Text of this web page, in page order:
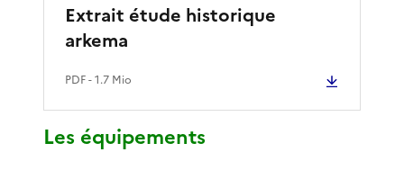
Extrait étude historique
arkema
PDF- 1.7 Mio
Les équipements